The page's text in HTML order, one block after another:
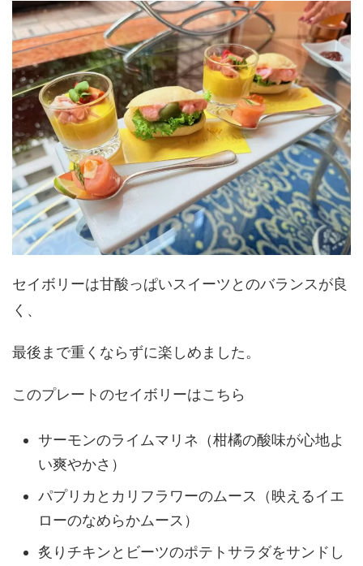
セイボリーは甘酸っぱいスイーツとのバランスが良
く、
最後まで重くならずに楽しめました。
このプレートのセイボリーはこちら
サーモンのライムマリネ（柑橘の酸味が心地よ
い爽やかさ）
パプリカとカリフラワーのムース（映えるイエ
ローのなめらかムース）
炙りチキンとビーツのポテトサラダをサンドし